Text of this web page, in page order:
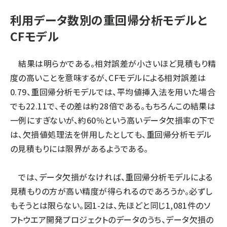
利用データ数別の重回帰分析モデルと
CFモデル
結果は明らかである。相対誤差が小さいほど見積もり精
度の高いことを意味するが、CFモデルによる相対誤差は
0.79、重回帰分析モデルでは、平均値挿入法を用いた場合
でも22.11で、その差は約28倍である。もちろんこの結果は
一例にすぎないが、約60％という高いデータ欠損率の下で
は、欠損値処理法を併用したとしても、重回帰分析モデル
の見積もりには限界があるようである。
では、データ欠損がなければ、重回帰分析モデルによる
見積もりの方が高い精度が得られるのであろうか。必ずし
もそうとは限らない。図1-2は、先ほどと同じ1,081件のソ
フトウエア開発プロジェクトのデータのうち、データ欠損の